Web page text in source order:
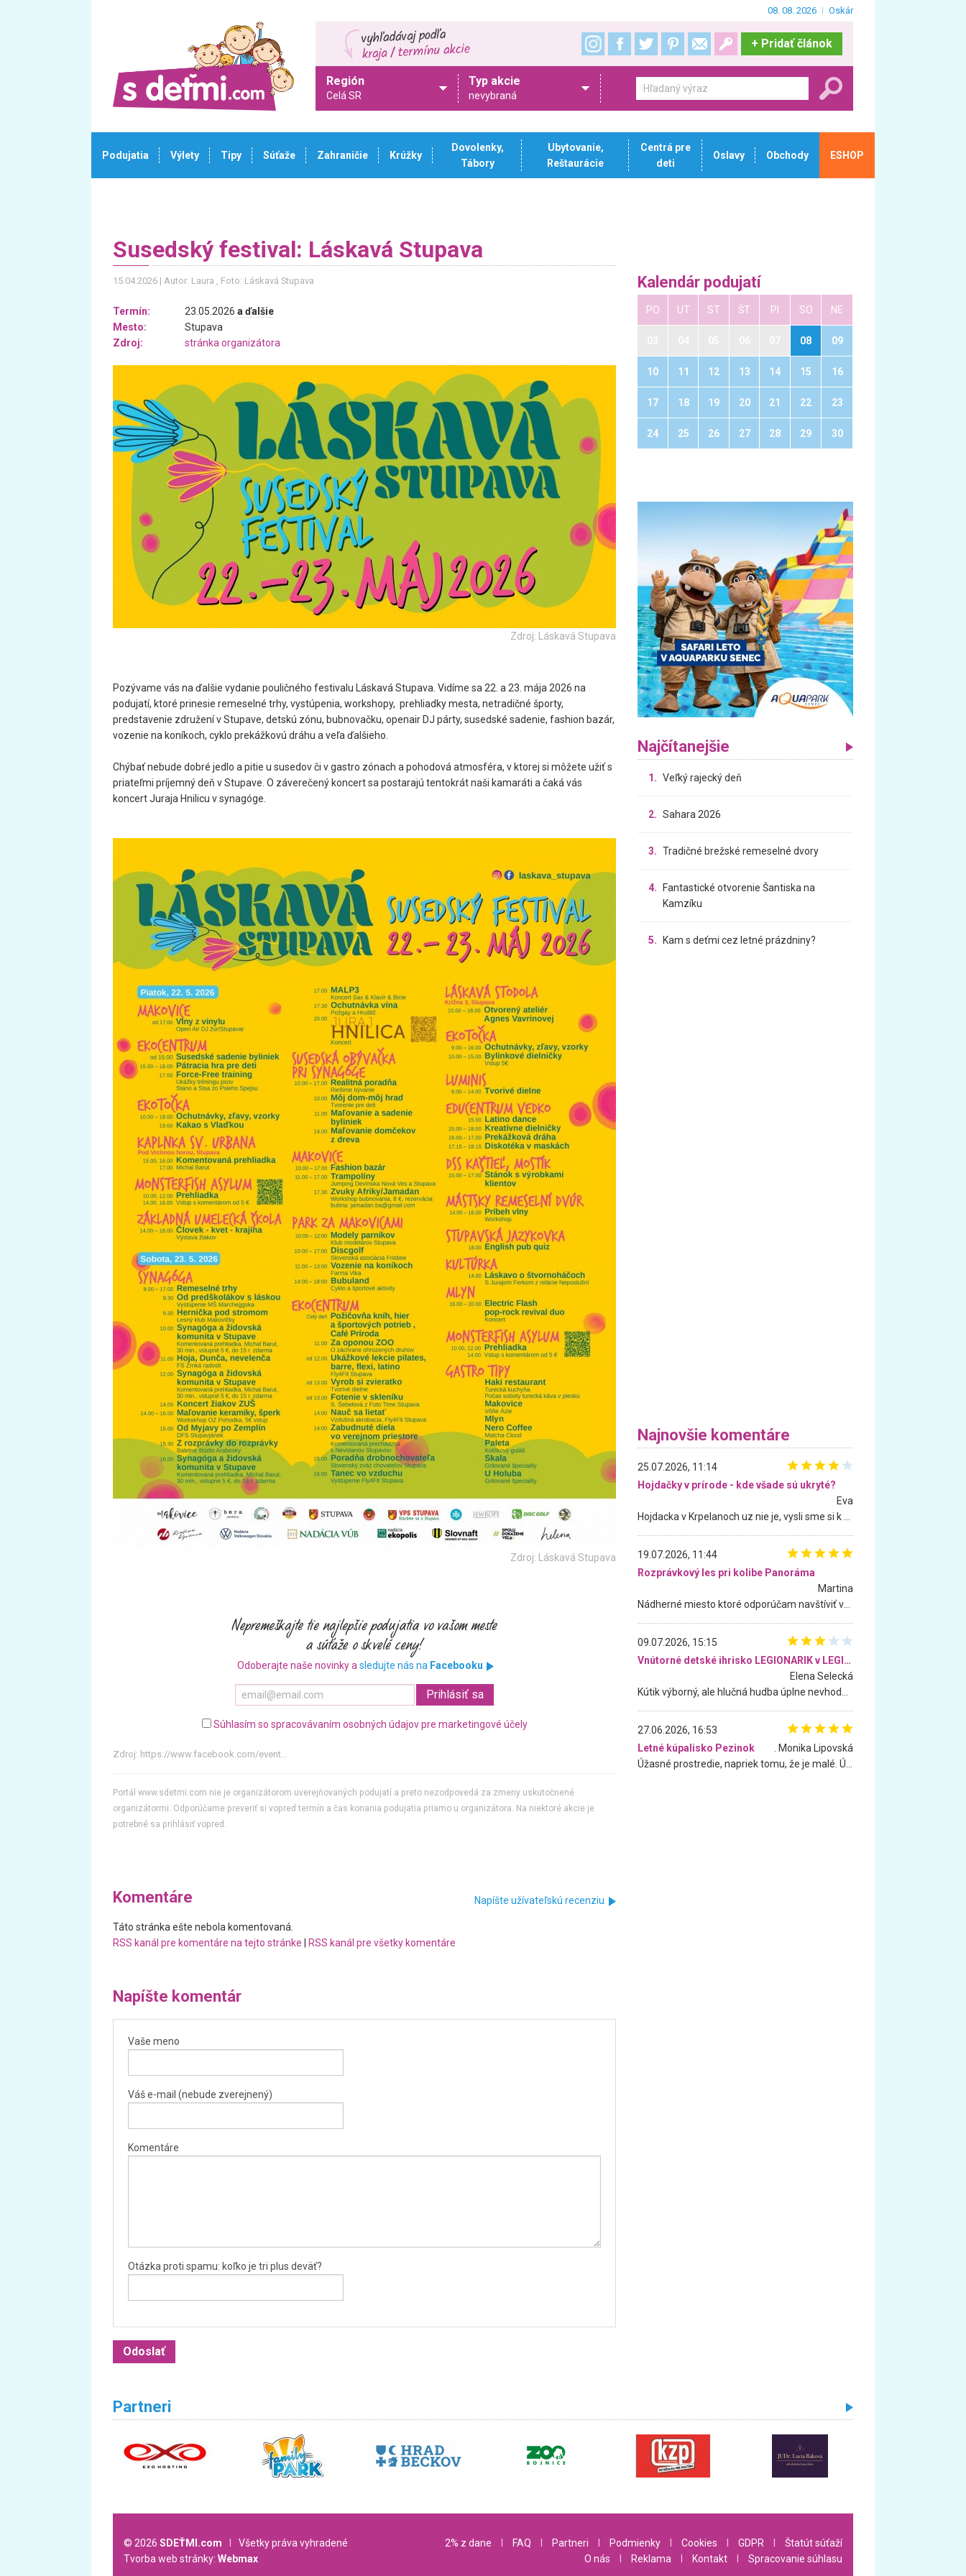
08. 08. 2026 Oskár
+ Pridať článok
Región
Celá SR
Typ akcie
nevybraná
Podujatia Výlety Tipy Súťaže Zahraničie Krúžky
Dovolenky,
Tábory
Ubytovanie,
Reštaurácie
Centrá pre
deti
Oslavy Obchody ESHOP
Susedský festival: Láskavá Stupava
15.04.2026 Autor: Laura , Foto: Láskavá Stupava
Termín: 23.05.2026 a ďalšie
Mesto:
Stupava
Zdroj:
stránka organizátora
Zdroj: Láskavá Stupava
Pozývame vás na ďalšie vydanie pouličného festivalu Láskavá Stupava. Vidíme sa 22. a 23. mája 2026 na
podujatí, ktoré prinesie remeselné trhy, vystúpenia, workshopy, prehliadky mesta, netradičné športy,
predstavenie združení v Stupave, detskú zónu, bubnovačku, openair DJ párty, susedské sadenie, fashion bazár,
vozenie na koníkoch, cyklo prekážkovú dráhu a veľa ďalšieho.
Chýbať nebude dobré jedlo a pitie u susedov či v gastro zónach a pohodová atmosféra, v ktorej si môžete užiť s
priateľmi príjemný deň v Stupave. O záverečený koncert sa postarajú tentokrát naši kamaráti a čaká vás
koncert Juraja Hnilicu v synagóge.
Zdroj: Láskavá Stupava
Odoberajte naše novinky a sledujte nás na Facebooku
Súhlasím so spracovávaním osobných údajov pre marketingové účely
Zdroj: https://www.facebook.com/event...
Portál www.sdetmi.com nie je organizátorom uverejňovaných podujatí a preto nezodpovedá za zmeny uskutočnené
organizátormi. Odporúčame preveriť si vopred termín a čas konania podujatia priamo u organizátora. Na niektoré akcie je
potrebné sa prihlásiť vopred.
Komentáre Napíšte užívateľskú recenziu
Táto stránka ešte nebola komentovaná.
RSS kanál pre komentáre na tejto stránke
RSS kanál pre všetky komentáre
Napíšte komentár
Vaše meno
Váš e-mail (nebude zverejnený)
Komentáre
Otázka proti spamu: koľko je tri plus deväť?
Kalendár podujatí
PO UT ST ŠT PI SO NE
08 09
10 11 12 13 14 15 16
17 18 19 20 21 22 23
24 25 26 27 28 29 30
Najčítanejšie
1. Veľký rajecký deň
2. Sahara 2026
3. Tradičné brežské remeselné dvory
4.
Fantastické otvorenie Šantiska na
Kamzíku
5. Kam s deťmi cez letné prázdniny?
Najnovšie komentáre
25.07.2026, 11:14
Hojdačky v prírode - kde všade sú ukryté?
Eva
19.07.2026, 11:44
Rozprávkový les pri kolibe Panoráma
Martina
09.07.2026, 15:15
Vnútorné detské ihrisko LEGIONARIK v LEGIA Fitness
Elena Selecká
27.06.2026, 16:53
Letné kúpalisko Pezinok
. Monika Lipovská
Partneri
2% z dane FAQ Partneri Podmienky Cookies GDPR
Štatút súťaží
O nás
Reklama Kontakt Spracovanie súhlasu
© 2026 SDEŤMI.com
Všetky práva vyhradené
Tvorba web stránky: Webmax